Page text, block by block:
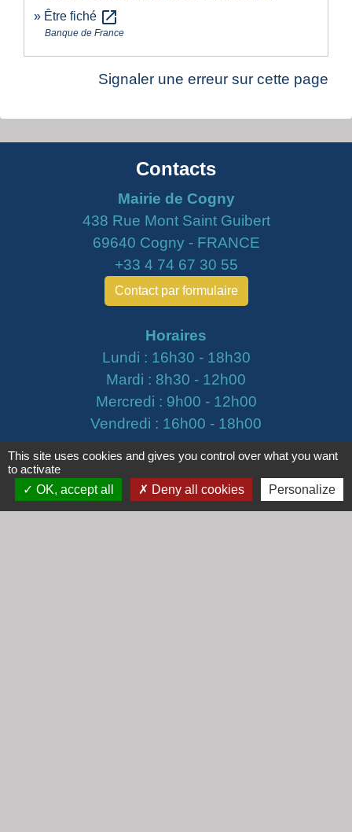
Être fiché open_in_new
Banque de France
Signaler une erreur sur cette page
Contacts
Mairie de Cogny
438 Rue Mont Saint Guibert
69640 Cogny - FRANCE
+33 4 74 67 30 55
Contact par formulaire
Horaires
Lundi : 16h30 - 18h30
Mardi : 8h30 - 12h00
Mercredi : 9h00 - 12h00
Vendredi : 16h00 - 18h00
secretariat@cogny.fr
This site uses cookies and gives you control over what you want
to activate
OK, accept all
Deny all cookies Personalize